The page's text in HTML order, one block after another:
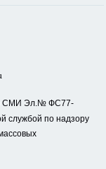
СМИ Эл.№ ФС77-
службой по надзору